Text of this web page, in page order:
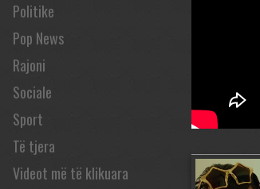
Politike
Pop News
Rajoni
Sociale
Sport
Të tjera
Videot më të klikuara